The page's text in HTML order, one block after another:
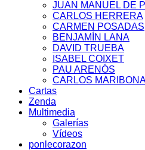
JUAN MANUEL DE
CARLOS HERRERA
CARMEN POSADAS
BENJAMÍN LANA
DAVID TRUEBA
ISABEL COIXET
PAU ARENÓS
CARLOS
Cartas
Zenda
Multimedia
Galerías
Vídeos
ponlecorazon